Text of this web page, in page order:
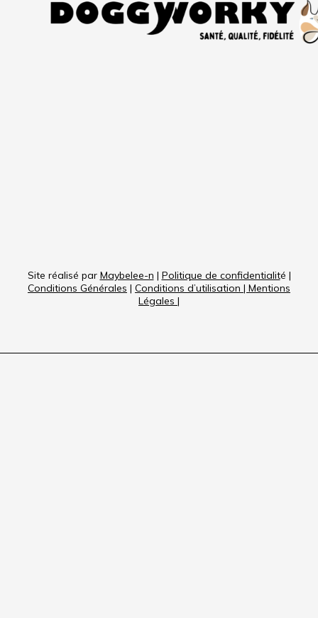
Site réalisé par Maybelee-n | Politique de confidentialité |
Conditions Générales | Conditions d’utilisation | Mentions
Légales |